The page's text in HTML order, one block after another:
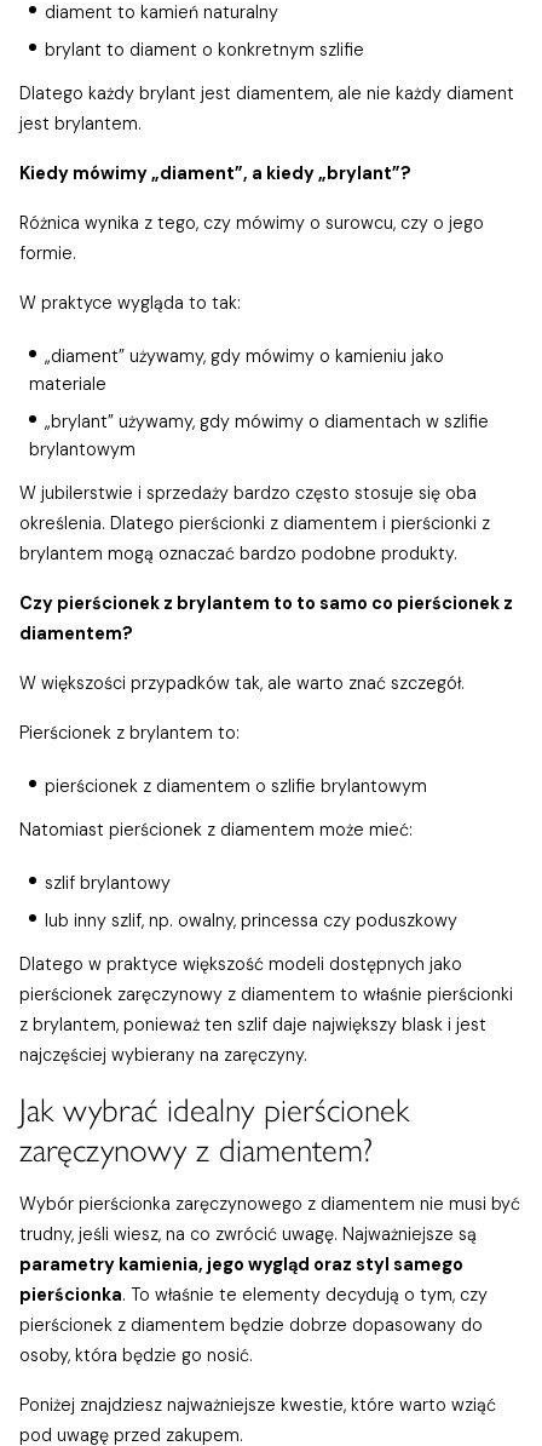
diament to kamień naturalny
brylant to diament o konkretnym szlifie
Dlatego każdy brylant jest diamentem, ale nie każdy diament
jest brylantem.
Kiedy mówimy „diament”, a kiedy „brylant”?
Różnica wynika z tego, czy mówimy o surowcu, czy o jego
formie.
W praktyce wygląda to tak:
„diament” używamy, gdy mówimy o kamieniu jako
materiale
„brylant” używamy, gdy mówimy o diamentach w szlifie
brylantowym
W jubilerstwie i sprzedaży bardzo często stosuje się oba
określenia. Dlatego pierścionki z diamentem i pierścionki z
brylantem mogą oznaczać bardzo podobne produkty.
Czy pierścionek z brylantem to to samo co pierścionek z
diamentem?
W większości przypadków tak, ale warto znać szczegół.
Pierścionek z brylantem to:
pierścionek z diamentem o szlifie brylantowym
Natomiast pierścionek z diamentem może mieć:
szlif brylantowy
lub inny szlif, np. owalny, princessa czy poduszkowy
Dlatego w praktyce większość modeli dostępnych jako
pierścionek zaręczynowy z diamentem to właśnie pierścionki
z brylantem, ponieważ ten szlif daje największy blask i jest
najczęściej wybierany na zaręczyny.
Jak wybrać idealny pierścionek
zaręczynowy z diamentem?
Wybór pierścionka zaręczynowego z diamentem nie musi być
trudny, jeśli wiesz, na co zwrócić uwagę. Najważniejsze są
parametry kamienia, jego wygląd oraz styl samego
pierścionka. To właśnie te elementy decydują o tym, czy
pierścionek z diamentem będzie dobrze dopasowany do
osoby, która będzie go nosić.
Poniżej znajdziesz najważniejsze kwestie, które warto wziąć
pod uwagę przed zakupem.